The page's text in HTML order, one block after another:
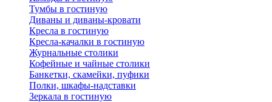
Тумбы в гостиную
Диваны и диваны-кровати
Кресла в гостиную
Кресла-качалки в гостиную
Журнальные столики
Кофейные и чайные столики
Банкетки, скамейки, пуфики
Полки, шкафы-надставки
Зеркала в гостиную